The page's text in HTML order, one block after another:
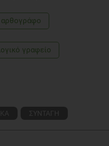
αρθογράφο
γραφείο
ΣΥΝΤΑΓΗ